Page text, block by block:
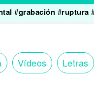
#grabación #ruptura
Vídeos Letras